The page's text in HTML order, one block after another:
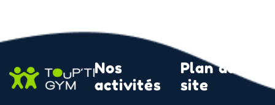
Nos
activités
Plan du
site